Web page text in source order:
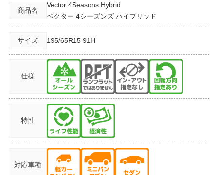
商品名
Vector 4Seasons Hybrid
ベクター 4シーズンズ ハイブリッド
サイズ 195/65R15 91H
仕様
特性
対応車種